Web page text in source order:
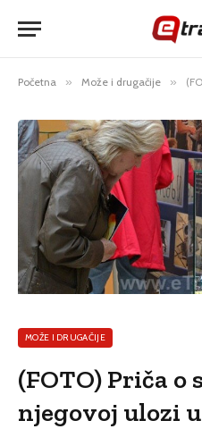
Početna » Može i drugačije »
MOŽE I DRUGAČIJE
(FOTO) Priča o
njegovoj ulozi